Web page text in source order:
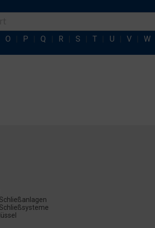
O P Q R S T U V W